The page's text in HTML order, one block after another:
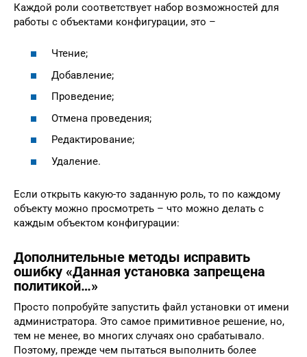
Каждой роли соответствует набор возможностей для
работы с объектами конфигурации, это –
Чтение;
Добавление;
Проведение;
Отмена проведения;
Редактирование;
Удаление.
Если открыть какую-то заданную роль, то по каждому
объекту можно просмотреть – что можно делать с
каждым объектом конфигурации:
Дополнительные методы исправить
ошибку «Данная установка запрещена
политикой…»
Просто попробуйте запустить файл установки от имени
администратора. Это самое примитивное решение, но,
тем не менее, во многих случаях оно срабатывало.
Поэтому, прежде чем пытаться выполнить более